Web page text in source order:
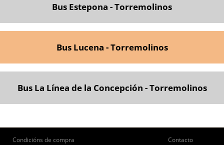
Bus Estepona - Torremolinos
Bus Lucena - Torremolinos
Bus La Línea de la Concepción - Torremolinos
Condicións de compra Contacto